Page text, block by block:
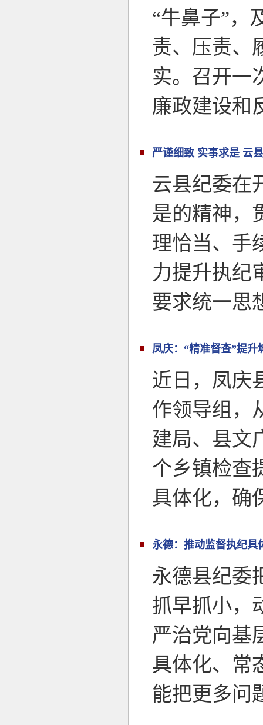
“牛鼻子”，
责、压责、
实。召开一
廉政建设和
严谨细致 实事求是 云
云县纪委在
是的精神，
理恰当、手
力提升执纪
要求统一思
凤庆：“精准督查”提升
近日，凤庆
作领导组，
建局、县文
个乡镇检查
具体化，确
永德：推动监督执纪具
永德县纪委
抓早抓小，
严治党向基
具体化、常
能把更多问